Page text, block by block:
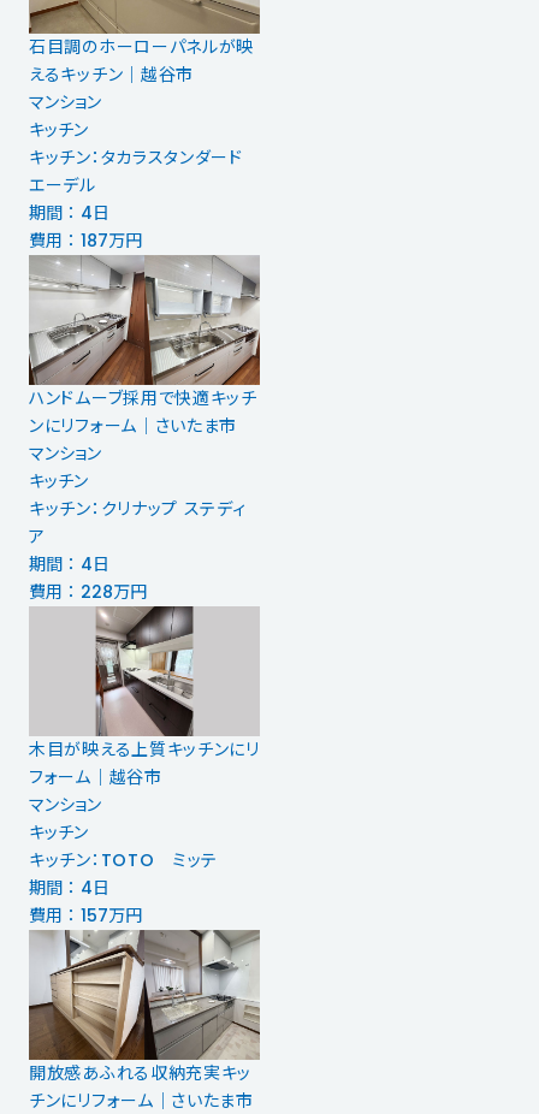
石目調のホーローパネルが映
えるキッチン｜越谷市
マンション
キッチン
キッチン：タカラスタンダード
エーデル
期間 ： 4日
費用 ： 187万円
ハンドムーブ採用で快適キッチ
ンにリフォーム│さいたま市
マンション
キッチン
キッチン：クリナップ ステディ
ア
期間 ： 4日
費用 ： 228万円
木目が映える上質キッチンにリ
フォーム｜越谷市
マンション
キッチン
キッチン：TOTO ミッテ
期間 ： 4日
費用 ： 157万円
開放感あふれる収納充実キッ
チンにリフォーム｜さいたま市